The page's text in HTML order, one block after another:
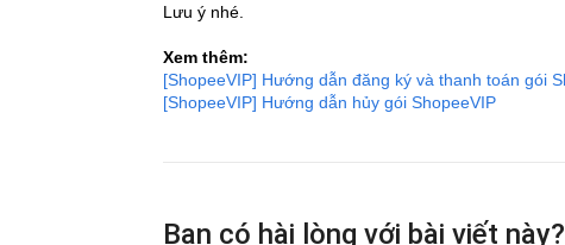
Lưu ý nhé.
Xem thêm:
[ShopeeVIP] Hướng dẫn đăng ký và thanh toán gói
[ShopeeVIP] Hướng dẫn hủy gói ShopeeVIP
Bạn có hài lòng với bài viết này?